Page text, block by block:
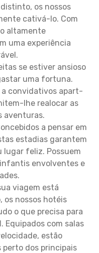
os nossos
cativá-lo. Com
altamente
uma experiência
se estiver ansioso
uma fortuna.
a convidativos apart-
lhe realocar as
aventuras.
a pensar em
estadias garantem
lugar feliz. Possuem
envolventes e
viagem está
os nossos hotéis
o que precisa para
com salas
estão
dos principais